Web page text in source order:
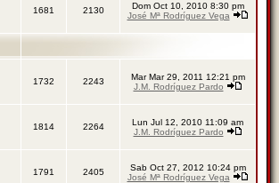
1681 2130
Dom Oct 10, 2010 8:30 pm
José Mª Rodríguez Vega
1732 2243
Mar Mar 29, 2011 12:21 pm
J.M. Rodríguez Pardo
1814 2264
Lun Jul 12, 2010 11:09 am
J.M. Rodríguez Pardo
1791 2405
Sab Oct 27, 2012 10:24 pm
José Mª Rodríguez Vega